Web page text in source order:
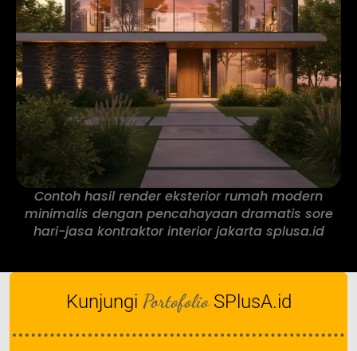
Contoh hasil render eksterior rumah modern
minimalis dengan pencahayaan dramatis sore
hari-jasa kontraktor interior jakarta splusa.id
Kunjungi Portofolio SPlusA.id